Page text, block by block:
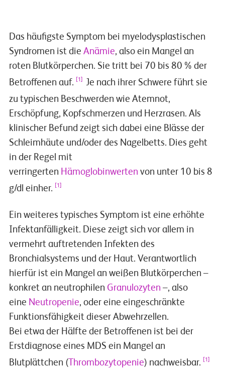
Video
Das häufigste Symptom bei myelodysplastischen
Syndromen ist die Anämie, also ein Mangel an
roten Blutkörperchen. Sie tritt bei 70 bis 80 % der
Betroffenen auf.
[1]
Je nach ihrer Schwere führt sie
zu typischen Beschwerden wie Atemnot,
Erschöpfung, Kopfschmerzen und Herzrasen. Als
klinischer Befund zeigt sich dabei eine Blässe der
Schleimhäute und/oder des Nagelbetts. Dies geht
in der Regel mit
verringerten Hämoglobinwerten von unter 10 bis 8
g/dl einher.
[1]
Ein weiteres typisches Symptom ist eine erhöhte
Infektanfälligkeit. Diese zeigt sich vor allem in
vermehrt auftretenden Infekten des
Bronchialsystems und der Haut. Verantwortlich
hierfür ist ein Mangel an weißen Blutkörperchen –
konkret an neutrophilen Granulozyten –, also
eine Neutropenie, oder eine eingeschränkte
Funktionsfähigkeit dieser Abwehrzellen.
Bei etwa der Hälfte der Betroffenen ist bei der
Erstdiagnose eines MDS ein Mangel an
Blutplättchen ( Thrombozytopenie) nachweisbar. [1]